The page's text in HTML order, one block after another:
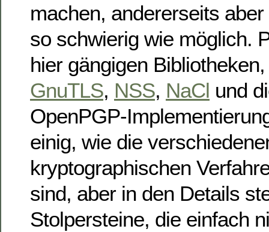
machen, andererseits
so schwierig wie möglich.
hier gängigen
GnuTLS, NSS, NaCl und
OpenPGP-
einig, wie die
kryptographischen
sind, aber in den Details
Stolpersteine, die einfach